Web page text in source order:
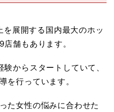
展開する国内最大のホッ
舗もあります。
からスタートしていて、
を行っています。
た女性の悩みに合わせた